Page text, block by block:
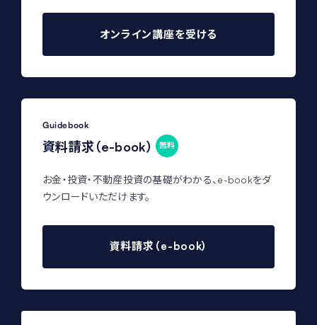
オンライン講座を受ける
Guidebook
資料請求（e-book） 無料
お金・投資・不動産投資の基礎がわかる、e-bookをダ
ウンロードいただけます。
資料請求（e-book）